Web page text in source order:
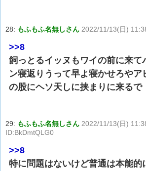
28: もふもふ名無しさん 2022/11/13(日)
>>8
飼っとるイッヌもワイの前に来て
ン寝返りうって早よ寝かせろやア
の股にヘソ天しに挟まりに来るで
29: もふもふ名無しさん 2022/11/13(日)
ID:BkDmtQLG0
>>8
特に問題はないけど普通は本能的